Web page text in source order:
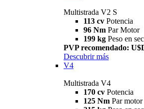
Multistrada V2 S
113 cv Potencia
96 Nm Par Motor
199 kg Peso en
PVP recomendado:
Descubrir más
V4
Multistrada V4
170 cv Potencia
125 Nm Par motor